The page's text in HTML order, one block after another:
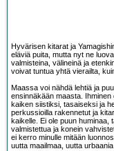
Hyvärisen kitarat ja
eläviä puita, mutta nyt ne
valmisteina, välineinä ja
voivat tuntua yhtä vierailta,
Maassa voi nähdä lehtiä ja
ensinnäkään maasta.
kaiken siistiksi, tasaiseksi ja
perkussioilla rakennetut ja
kaikelle. Ei ole puun huminaa,
valmistettua ja konein
ei kerro minulle mitään
uutta maailmaa, uutta